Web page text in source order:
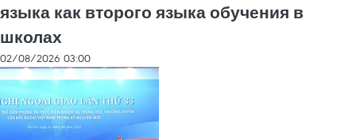
языка как второго языка обучения в
школах
02/08/2026 03:00